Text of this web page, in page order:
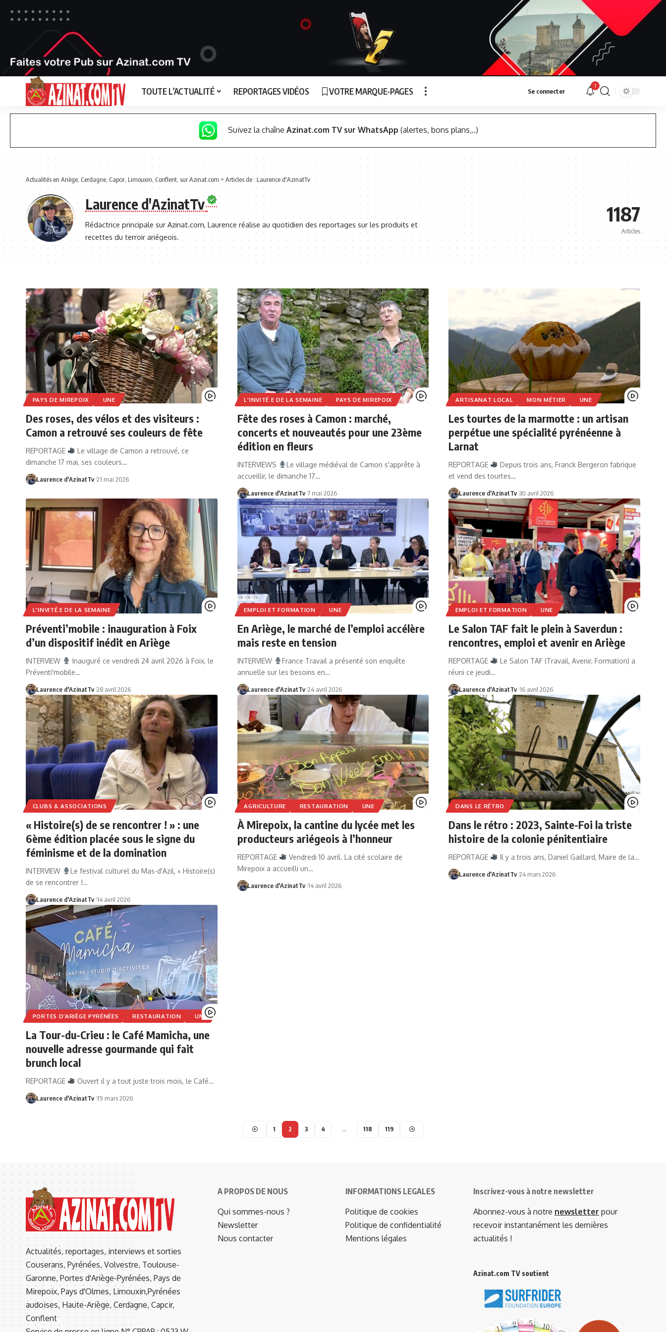
TOUTE L’ACTUALITÉ REPORTAGES VIDÉOS VOTRE MARQUE-PAGES Se connecter
1
Suivez la chaîne Azinat.com TV sur WhatsApp (alertes, bons plans,..)
Actualités en Ariège, Cerdagne, Capcir, Limouxin, Conflent, sur Azinat.com> Articles de : Laurence d'AzinatTv
Laurence d'AzinatTv
Rédactrice principale sur Azinat.com, Laurence réalise au quotidien des reportages sur les produits et
recettes du terroir ariégeois.
1187
Articles
PAYS DE MIREPOIX UNE
Des roses, des vélos et des visiteurs :
Camon a retrouvé ses couleurs de fête
REPORTAGE
Le village de Camon a retrouvé, ce
dimanche 17 mai, ses couleurs…
Laurence d'AzinatTv 21 mai 2026
L'INVITÉ.E DE LA SEMAINE PAYS DE MIREPOIX
Fête des roses à Camon : marché,
concerts et nouveautés pour une 23ème
édition en fleurs
INTERVIEWS
Le village médiéval de Camon s'apprête à
accueillir, le dimanche 17…
Laurence d'AzinatTv 7 mai 2026
ARTISANAT LOCAL MON MÉTIER UNE
Les tourtes de la marmotte : un artisan
perpétue une spécialité pyrénéenne à
Larnat
REPORTAGE
Depuis trois ans, Franck Bergeron fabrique
et vend des tourtes…
Laurence d'AzinatTv 30 avril 2026
L'INVITÉ.E DE LA SEMAINE
Préventi’mobile : inauguration à Foix
d’un dispositif inédit en Ariège
INTERVIEW
Inauguré ce vendredi 24 avril 2026 à Foix, le
Préventi'mobile…
Laurence d'AzinatTv 28 avril 2026
EMPLOI ET FORMATION UNE
En Ariège, le marché de l’emploi accélère
mais reste en tension
INTERVIEW
France Travail a présenté son enquête
annuelle sur les besoins en…
Laurence d'AzinatTv 24 avril 2026
EMPLOI ET FORMATION UNE
Le Salon TAF fait le plein à Saverdun :
rencontres, emploi et avenir en Ariège
REPORTAGE
Le Salon TAF (Travail, Avenir, Formation) a
réuni ce jeudi…
Laurence d'AzinatTv 16 avril 2026
CLUBS & ASSOCIATIONS
« Histoire(s) de se rencontrer ! » : une
6ème édition placée sous le signe du
féminisme et de la domination
INTERVIEW
Le festival culturel du Mas-d'Azil, « Histoire(s)
de se rencontrer !…
Laurence d'AzinatTv 14 avril 2026
AGRICULTURE RESTAURATION UNE
À Mirepoix, la cantine du lycée met les
producteurs ariégeois à l’honneur
REPORTAGE
Vendredi 10 avril. La cité scolaire de
Mirepoix a accueilli un…
Laurence d'AzinatTv 14 avril 2026
DANS LE RÉTRO
Dans le rétro : 2023, Sainte-Foi la triste
histoire de la colonie pénitentiaire
REPORTAGE Il y a trois ans, Daniel Gaillard, Maire de la…
Laurence d'AzinatTv 24 mars 2026
PORTES D’ARIÈGE PYRÉNÉES RESTAURATION UNE
La Tour-du-Crieu : le Café Mamicha, une
nouvelle adresse gourmande qui fait
brunch local
REPORTAGE Ouvert il y a tout juste trois mois, le Café…
Laurence d'AzinatTv 19 mars 2026
1 2 3 4 … 118 119
Actualités, reportages, interviews et sorties
Couserans, Pyrénées, Volvestre, Toulouse-
Garonne, Portes d'Ariège-Pyrénées, Pays de
Mirepoix, Pays d'Olmes, Limouxin,Pyrénées
audoises, Haute-Ariège, Cerdagne, Capcir,
Conflent
A PROPOS DE NOUS
Qui sommes-nous ?
Newsletter
Nous contacter
INFORMATIONS LEGALES
Politique de cookies
Politique de confidentialité
Mentions légales
Inscrivez-vous à notre newsletter
Abonnez-vous à notre newsletter pour
recevoir instantanément les dernières
actualités !
Azinat.com TV soutient